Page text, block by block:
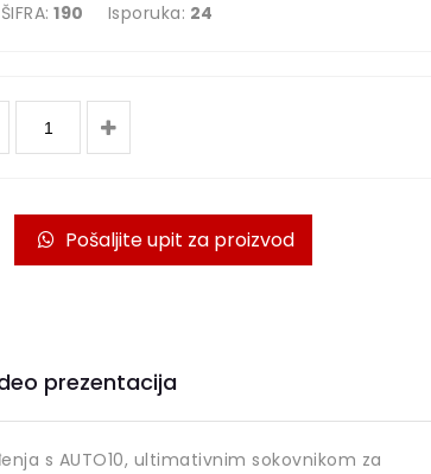
ŠIFRA: 190 Isporuka: 24
Pošaljite upit za proizvod
prezentacija
s AUTO10, ultimativnim sokovnikom za